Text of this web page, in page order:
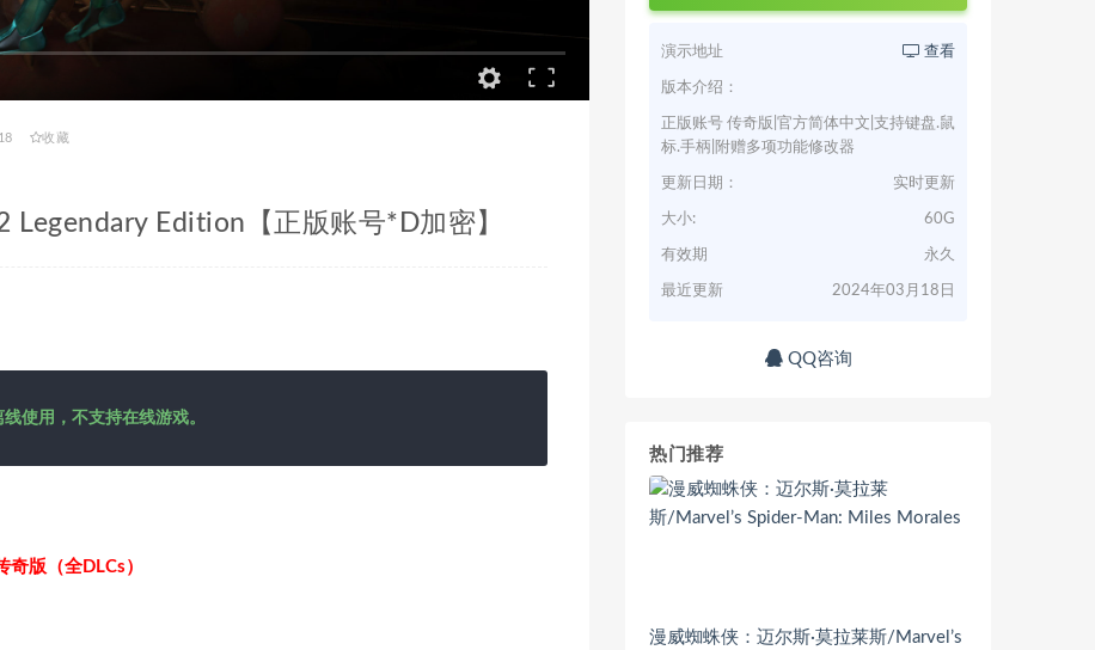
收藏
Edition【正版账号*D加密】
使用，不支持在线游戏。
奇版（全DLCs）
演示地址 查看
版本介绍：
正版账号 传奇版|官方简体中文|支持键盘.鼠
标.手柄|附赠多项功能修改器
更新日期： 实时更新
大小: 60G
有效期 永久
最近更新 2024年03月18日
QQ咨询
热门推荐
漫威蜘蛛侠：迈尔斯·莫拉莱斯/Marvel’s